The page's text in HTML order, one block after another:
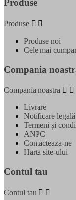
Produse
Produse  
Produse noi
Cele mai
Compania
Compania noastra  
Livrare
Notificare legală
Termeni și
ANPC
Contacteaza-ne
Harta site-ului
Contul tau
Contul tau  